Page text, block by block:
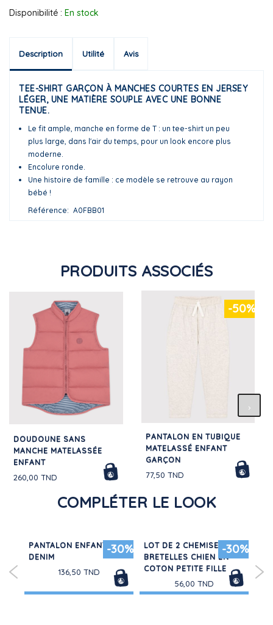
Disponibilité : En stock
Description Utilité Avis
TEE-SHIRT GARÇON À MANCHES COURTES EN JERSEY
LÉGER, UNE MATIÈRE SOUPLE AVEC UNE BONNE
TENUE.
Le fit ample, manche en forme de T : un tee-shirt un peu
plus large, dans l'air du temps, pour un look encore plus
moderne.
Encolure ronde.
Une histoire de famille : ce modèle se retrouve au rayon
bébé !
Référence
A0FBB01
PRODUITS ASSOCIÉS
DOUDOUNE SANS
MANCHE MATELASSÉE
ENFANT
260,00 TND
-50%
PANTALON EN TUBIQUE
MATELASSÉ ENFANT
GARÇON
77,50 TND
COMPLÉTER LE LOOK
-30%
PANTALON ENFANT EN
DENIM
136,50 TND
-30%
LOT DE 2 CHEMISES À
BRETELLES CHIEN EN
COTON PETITE FILLE
56,00 TND